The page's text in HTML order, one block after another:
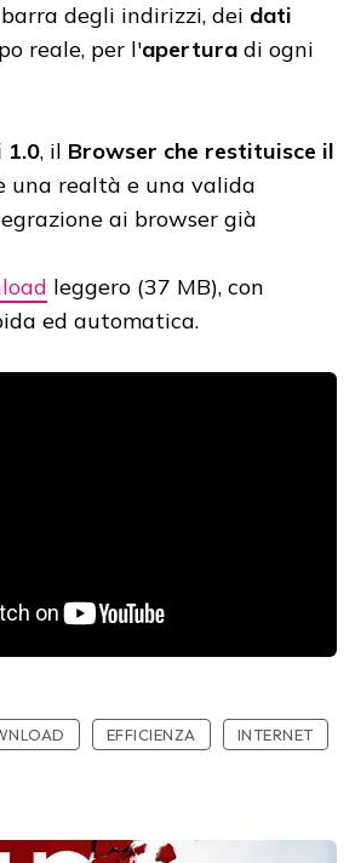
degli indirizzi, dei dati
reale, per l'apertura di ogni
1.0, il Browser che restituisce il
una realtà e una valida
ai browser già
leggero (37 MB), con
ed automatica.
EFFICIENZA
INTERNET